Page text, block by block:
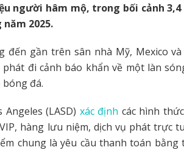
người hâm mộ, trong bối cảnh 3,4
2025.
đến gần trên sân nhà Mỹ, Mexico và
đi cảnh báo khẩn về một làn
đá.
(LASD) xác định các hình
hàng lưu niệm, dịch vụ phát trực
chung là yêu cầu thanh toán bằng